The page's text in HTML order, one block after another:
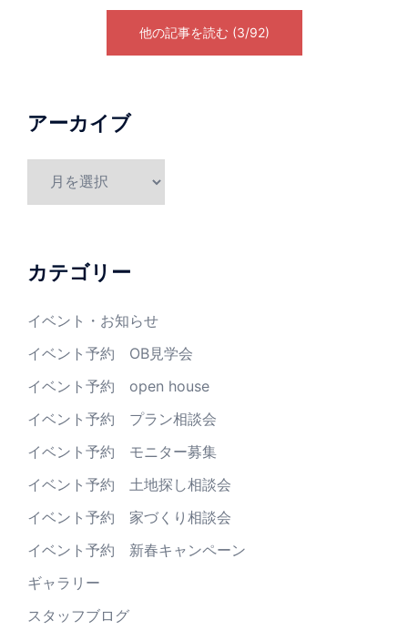
他の記事を読む (3/92)
アーカイブ
カテゴリー
イベント・お知らせ
イベント予約 OB見学会
イベント予約 open house
イベント予約 プラン相談会
イベント予約 モニター募集
イベント予約 土地探し相談会
イベント予約 家づくり相談会
イベント予約 新春キャンペーン
ギャラリー
スタッフブログ